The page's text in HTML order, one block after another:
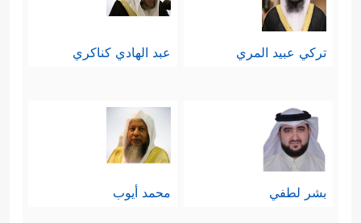
تركي عبيد المري عبد الهادي كناكري
بشر لطفي محمد أيوب